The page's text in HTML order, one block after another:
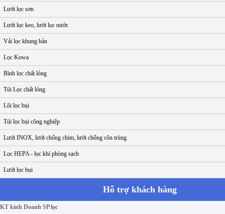
Lưới lọc sơn
Lưới lọc keo, lưới lọc nước
Vải lọc khung bản
Lọc Kowa
Bình lọc chất lỏng
Túi Lọc chất lỏng
Lõi lọc bụi
Túi lọc bụi công nghiệp
Lưới INOX, lưới chống chim, lưới chống côn trùng
Lọc HEPA - lọc khí phòng sạch
Lưới lọc bụi
Hỗ trợ khách hàng
KT kinh Doanh SP lọc